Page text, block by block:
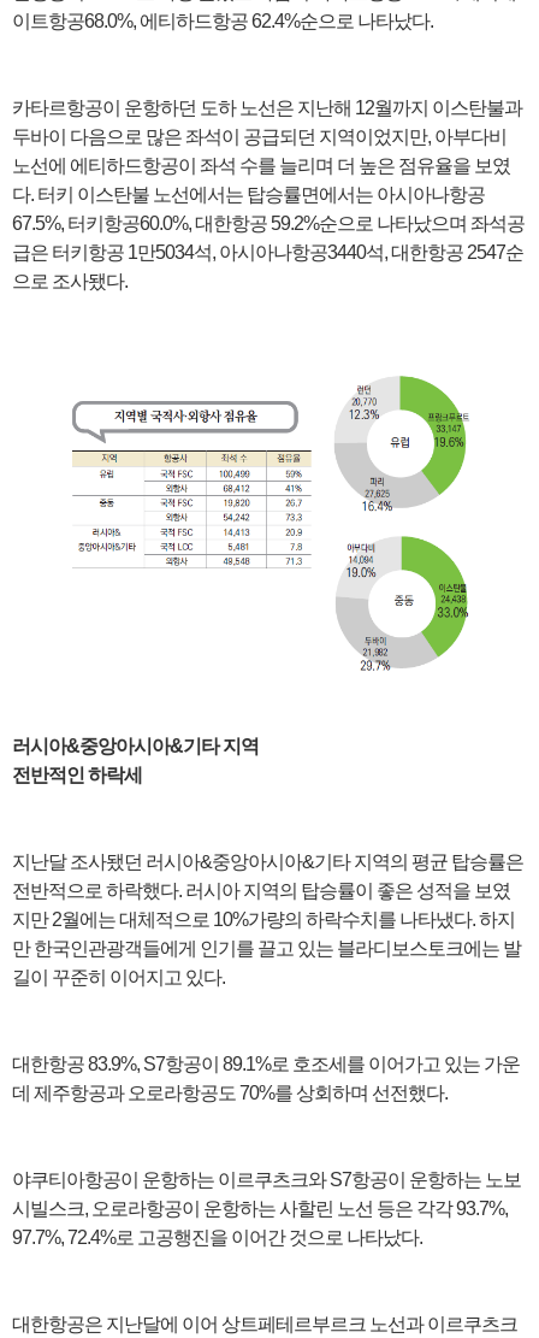
이트항공68.0%, 에티하드항공 62.4%순으로 나타났다.
카타르항공이 운항하던 도하 노선은 지난해 12월까지 이스탄불과
두바이 다음으로 많은 좌석이 공급되던 지역이었지만, 아부다비
노선에 에티하드항공이 좌석 수를 늘리며 더 높은 점유율을 보였
다. 터키 이스탄불 노선에서는 탑승률면에서는 아시아나항공
67.5%, 터키항공60.0%, 대한항공 59.2%순으로 나타났으며 좌석공
급은 터키항공 1만5034석, 아시아나항공3440석, 대한항공 2547순
으로 조사됐다.
러시아&중앙아시아&기타 지역
전반적인 하락세
지난달 조사됐던 러시아&중앙아시아&기타 지역의 평균 탑승률은
전반적으로 하락했다. 러시아 지역의 탑승률이 좋은 성적을 보였
지만 2월에는 대체적으로 10%가량의 하락수치를 나타냈다. 하지
만 한국인관광객들에게 인기를 끌고 있는 블라디보스토크에는 발
길이 꾸준히 이어지고 있다.
대한항공 83.9%, S7항공이 89.1%로 호조세를 이어가고 있는 가운
데 제주항공과 오로라항공도 70%를 상회하며 선전했다.
야쿠티아항공이 운항하는 이르쿠츠크와 S7항공이 운항하는 노보
시빌스크, 오로라항공이 운항하는 사할린 노선 등은 각각 93.7%,
97.7%, 72.4%로 고공행진을 이어간 것으로 나타났다.
대한항공은 지난달에 이어 상트페테르부르크 노선과 이르쿠츠크